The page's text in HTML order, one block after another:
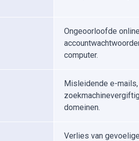
Ongeoorloofde
computer.
Misleidende e-
domeinen.
Verlies van